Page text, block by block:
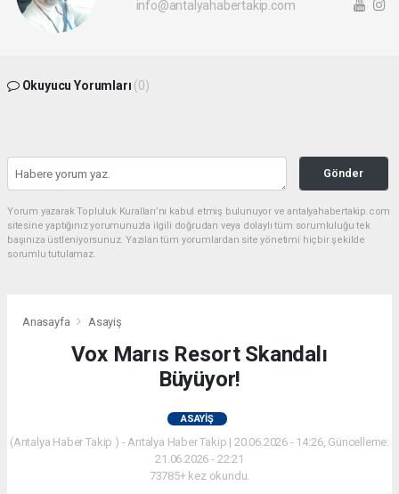
info@antalyahabertakip.com
Okuyucu Yorumları (0)
Gönder
Yorum yazarak Topluluk Kuralları’nı kabul etmiş bulunuyor ve antalyahabertakip.com
sitesine yaptığınız yorumunuzla ilgili doğrudan veya dolaylı tüm sorumluluğu tek
başınıza üstleniyorsunuz. Yazılan tüm yorumlardan site yönetimi hiçbir şekilde
sorumlu tutulamaz.
Anasayfa Asayiş
Vox Marıs Resort Skandalı
Büyüyor!
ASAYIŞ
(Antalya Haber Takip ) - Antalya Haber Takip | 20.06.2026 - 14:26, Güncelleme:
21.06.2026 - 22:21
73785+ kez okundu.